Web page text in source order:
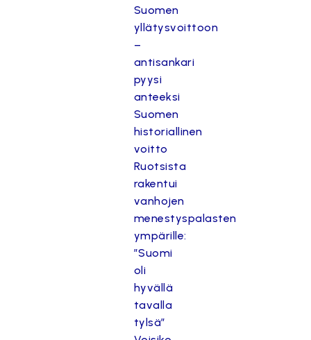
Suomen
yllätysvoittoon
–
antisankari
pyysi
anteeksi
Suomen
historiallinen
voitto
Ruotsista
rakentui
vanhojen
menestyspalasten
ympärille:
”Suomi
oli
hyvällä
tavalla
tylsä”